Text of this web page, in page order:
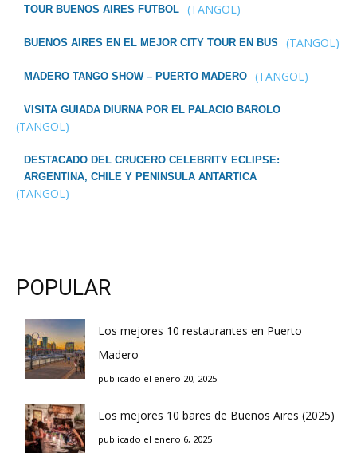
TOUR BUENOS AIRES FUTBOL (TANGOL)
BUENOS AIRES EN EL MEJOR CITY TOUR EN BUS (TANGOL)
MADERO TANGO SHOW – PUERTO MADERO (TANGOL)
VISITA GUIADA DIURNA POR EL PALACIO BAROLO
(TANGOL)
DESTACADO DEL CRUCERO CELEBRITY ECLIPSE:
ARGENTINA, CHILE Y PENINSULA ANTARTICA
(TANGOL)
POPULAR
Los mejores 10 restaurantes en Puerto
Madero
publicado el enero 20, 2025
Los mejores 10 bares de Buenos Aires (2025)
publicado el enero 6, 2025